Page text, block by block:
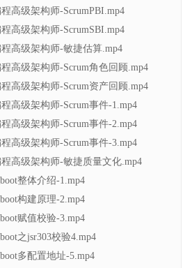
高级架构师-ScrumPBI.mp4
高级架构师-ScrumSBI.mp4
高级架构师-敏捷估算.mp4
高级架构师-Scrum角色回顾.mp4
高级架构师-Scrum资产回顾.mp4
高级架构师-Scrum事件-1.mp4
高级架构师-Scrum事件-2.mp4
高级架构师-Scrum事件-3.mp4
高级架构师-敏捷质量文化.mp4
整体介绍-1.mp4
构建原理-2.mp4
赋值校验-3.mp4
之jsr303校验4.mp4
多配置地址-5.mp4